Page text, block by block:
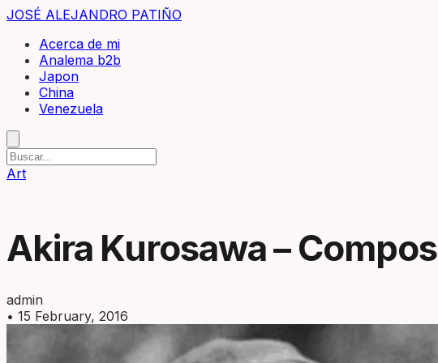
JOSÉ ALEJANDRO PATIÑO
Acerca de mi
Analema b2b
Japon
China
Venezuela
Art
Akira Kurosawa –
admin
• 15 February, 2016